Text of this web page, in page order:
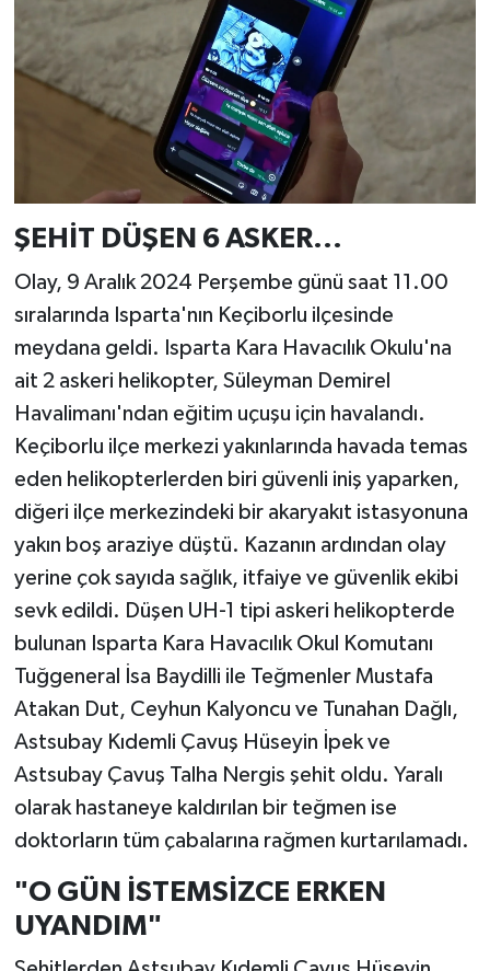
ŞEHİT DÜŞEN 6 ASKER...
Olay, 9 Aralık 2024 Perşembe günü saat 11.00
sıralarında Isparta'nın Keçiborlu ilçesinde
meydana geldi. Isparta Kara Havacılık Okulu'na
ait 2 askeri helikopter, Süleyman Demirel
Havalimanı'ndan eğitim uçuşu için havalandı.
Keçiborlu ilçe merkezi yakınlarında havada temas
eden helikopterlerden biri güvenli iniş yaparken,
diğeri ilçe merkezindeki bir akaryakıt istasyonuna
yakın boş araziye düştü. Kazanın ardından olay
yerine çok sayıda sağlık, itfaiye ve güvenlik ekibi
sevk edildi. Düşen UH-1 tipi askeri helikopterde
bulunan Isparta Kara Havacılık Okul Komutanı
Tuğgeneral İsa Baydilli ile Teğmenler Mustafa
Atakan Dut, Ceyhun Kalyoncu ve Tunahan Dağlı,
Astsubay Kıdemli Çavuş Hüseyin İpek ve
Astsubay Çavuş Talha Nergis şehit oldu. Yaralı
olarak hastaneye kaldırılan bir teğmen ise
doktorların tüm çabalarına rağmen kurtarılamadı.
"O GÜN İSTEMSİZCE ERKEN
UYANDIM"